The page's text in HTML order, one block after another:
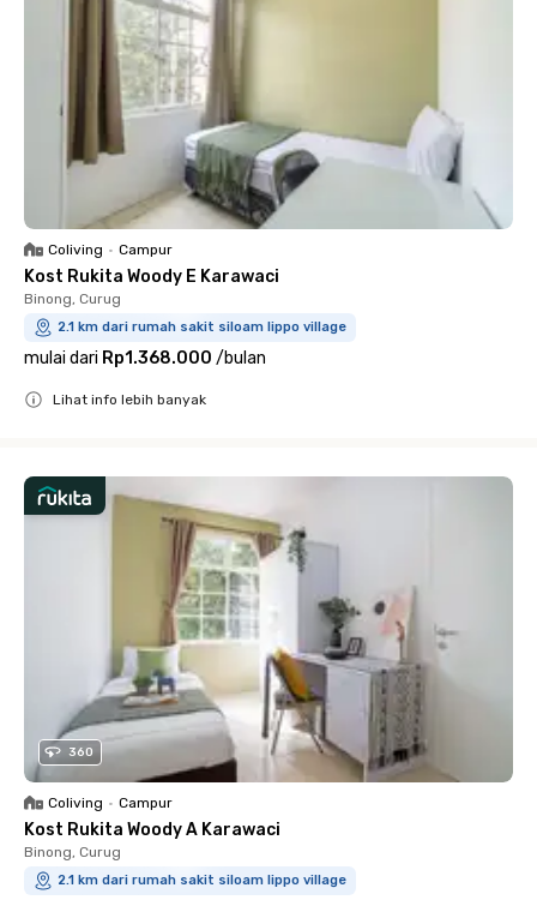
Coliving • Campur
Kost Rukita Woody E Karawaci
Binong, Curug
2.1 km dari rumah sakit siloam lippo village
mulai dari Rp1.368.000 /bulan
Lihat info lebih banyak
360
Coliving • Campur
Kost Rukita Woody A Karawaci
Binong, Curug
2.1 km dari rumah sakit siloam lippo village